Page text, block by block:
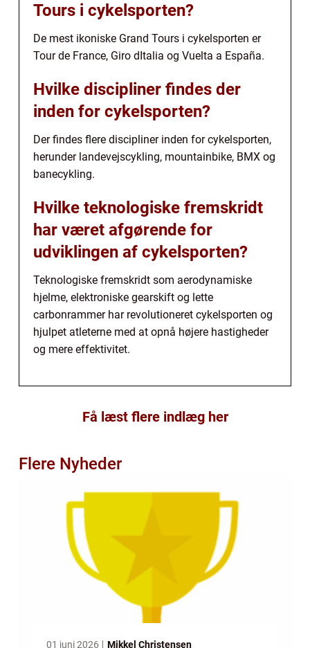
Tours i cykelsporten?
De mest ikoniske Grand Tours i cykelsporten er
Tour de France, Giro dItalia og Vuelta a España.
Hvilke discipliner findes der
inden for cykelsporten?
Der findes flere discipliner inden for cykelsporten,
herunder landevejscykling, mountainbike, BMX og
banecykling.
Hvilke teknologiske fremskridt
har været afgørende for
udviklingen af cykelsporten?
Teknologiske fremskridt som aerodynamiske
hjelme, elektroniske gearskift og lette
carbonrammer har revolutioneret cykelsporten og
hjulpet atleterne med at opnå højere hastigheder
og mere effektivitet.
Få læst flere indlæg her
Flere Nyheder
01 juni 2026 Mikkel Christensen